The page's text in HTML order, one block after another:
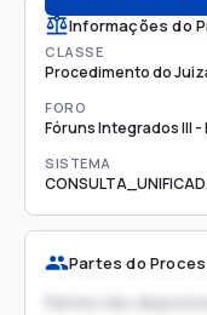
Informações do
CLASSE
Procedimento do
FORO
Fóruns Integrados III
SISTEMA
Partes do
Partes não